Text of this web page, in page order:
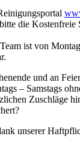
die Kostenfreie
ist von
und an
– Samstags
Zuschläge
unserer